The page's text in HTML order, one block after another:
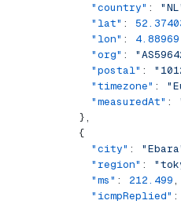
            "country"
:
            "lat"
:
            "lon"
: 4.88969
            "org"
:
            "postal"
:
            "timezone"
:
            "measuredAt"
:
          },
          {
            "city"
:
            "region"
:
            "ms"
: 212.499,
            "icmpReplied"
: